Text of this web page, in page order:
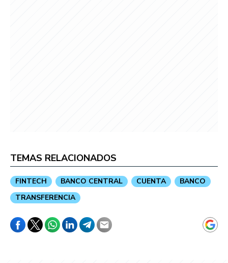
TEMAS RELACIONADOS
FINTECH BANCO CENTRAL CUENTA
BANCO
TRANSFERENCIA